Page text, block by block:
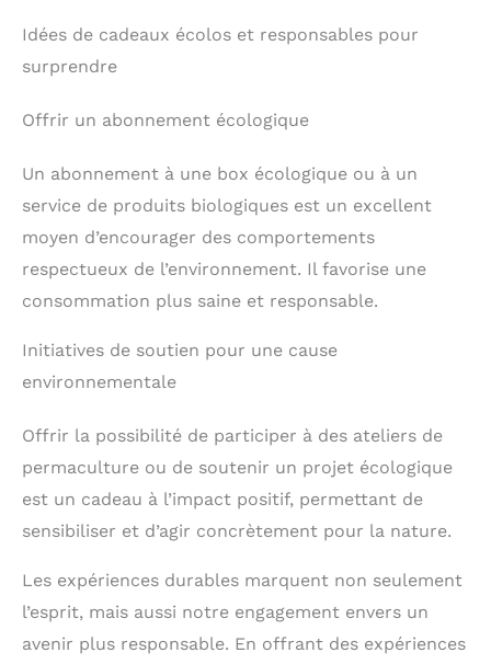
Idées de cadeaux écolos et responsables pour
surprendre
Offrir un abonnement écologique
Un abonnement à une box écologique ou à un
service de produits biologiques est un excellent
moyen d’encourager des comportements
respectueux de l’environnement. Il favorise une
consommation plus saine et responsable.
Initiatives de soutien pour une cause
environnementale
Offrir la possibilité de participer à des ateliers de
permaculture ou de soutenir un projet écologique
est un cadeau à l’impact positif, permettant de
sensibiliser et d’agir concrètement pour la nature.
Les expériences durables marquent non seulement
l’esprit, mais aussi notre engagement envers un
avenir plus responsable. En offrant des expériences